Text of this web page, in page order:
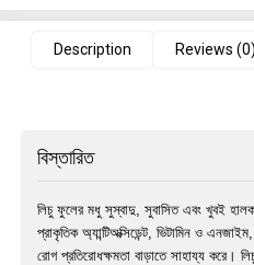
Description Reviews (0)
বিস্তারিত
লিচু ফুলের মধু সুস্বাদু, সুবাসিত এবং খুবই
প্রাকৃতিক অ্যান্টিঅক্সিডেন্ট, ভিটামিন ও
রোগ প্রতিরোধক্ষমতা বাড়াতে সাহায্য করে।